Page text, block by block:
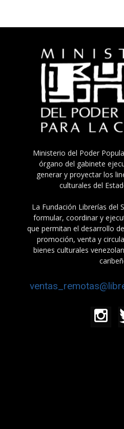
Ministerio del Poder
órgano del gabinete
generar y proyectar los
culturales del
La Fundación Librerías del
formular, coordinar y
que permitan el desarrollo
promoción, venta y
bienes culturales